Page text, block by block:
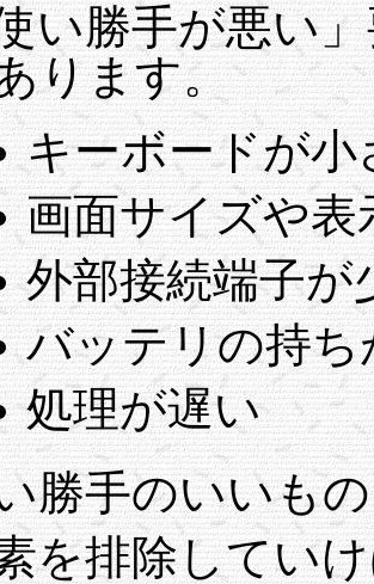
い勝手が悪い
ります。
キーボードが小
画面サイズや
外部接続端子が
バッテリの持ち
処理が遅い
勝手のいいも
を排除してい